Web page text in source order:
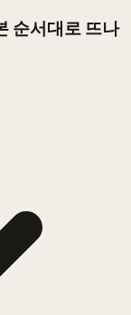
순서대로 뜨나